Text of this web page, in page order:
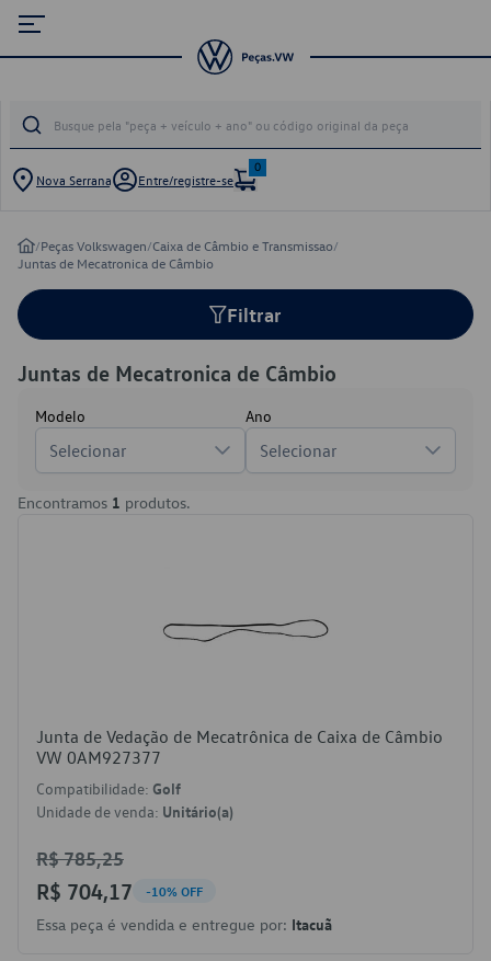
Nova Serrana Entre/registre-se
0
/Peças Volkswagen/Caixa de Câmbio e Transmissao/
Juntas de Mecatronica de Câmbio
Filtrar
Juntas de Mecatronica de Câmbio
Modelo
Selecionar
Ano
Selecionar
Encontramos 1 produtos.
Junta de Vedação de Mecatrônica de Caixa de Câmbio
VW 0AM927377
Compatibilidade: Golf
Unidade de venda: Unitário(a)
R$ 785,25
R$ 704,17 -10% OFF
Essa peça é vendida e entregue por: Itacuã